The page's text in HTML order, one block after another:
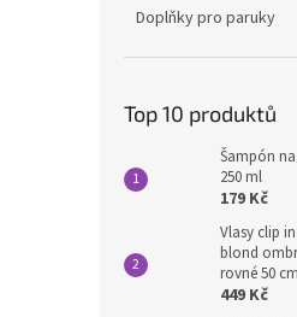
Doplňky pro paruky
Top 10 produktů
Šampón
250 ml
179 Kč
Vlasy clip
blond
rovné 50 cm
449 Kč